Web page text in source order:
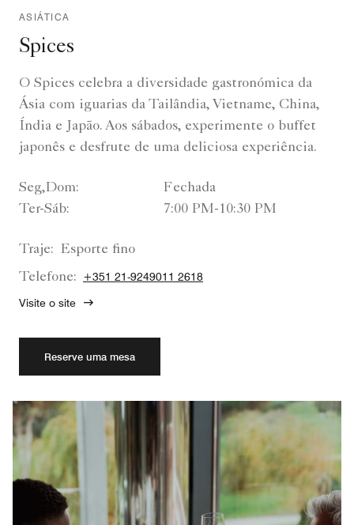
ASIÁTICA
Spices
O Spices celebra a diversidade gastronómica da
Ásia com iguarias da Tailândia, Vietname, China,
Índia e Japão. Aos sábados, experimente o buffet
japonês e desfrute de uma deliciosa experiência.
Seg,Dom:
Fechada
Ter-Sáb:
7:00 PM-10:30 PM
Traje:
Esporte fino
Telefone:
+351 21-9249011 2618
Visite o site
Reserve uma mesa